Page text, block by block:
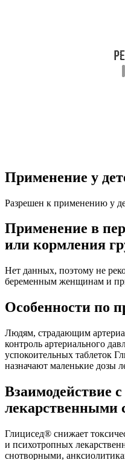
Применение у
Разрешен к применению у
Применение в
или кормления
Нет данных, поэтому не
беременным женщинам и
Особенности по
Людям, страдающим
контроль артериального
успокоительных таблеток
назначают маленькие дозы
Взаимодействие
лекарственными
Глицисед® снижает
и психотропных
снотворными,